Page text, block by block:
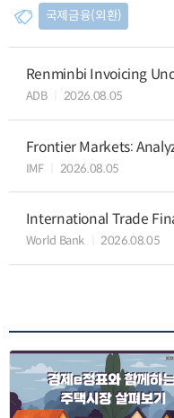
국제금융(외환)
Renminbi Invoicing
ADB 2026.08.05
Frontier Markets:
IMF 2026.08.05
International Trade
World Bank 2026.08.05